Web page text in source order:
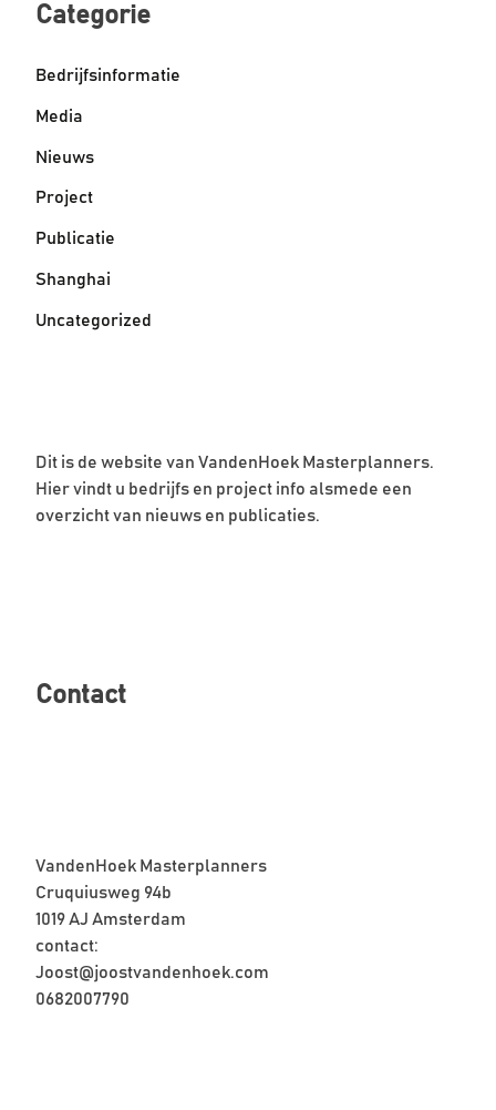
Categorie
Bedrijfsinformatie
Media
Nieuws
Project
Publicatie
Shanghai
Uncategorized
Dit is de website van VandenHoek Masterplanners.
Hier vindt u bedrijfs en project info alsmede een
overzicht van nieuws en publicaties.
Contact
VandenHoek Masterplanners
Cruquiusweg 94b
1019 AJ Amsterdam
contact:
Joost@joostvandenhoek.com
0682007790